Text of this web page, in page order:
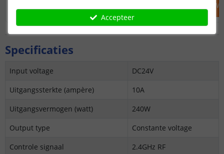
IN
Specificaties
Input voltage
DC24V
Uitgangssterkte (ampère)
10A
Uitgangsvermogen (watt)
240W
Output type
Constante voltage
Controle signaal
2.4GHz RF
Accepteer